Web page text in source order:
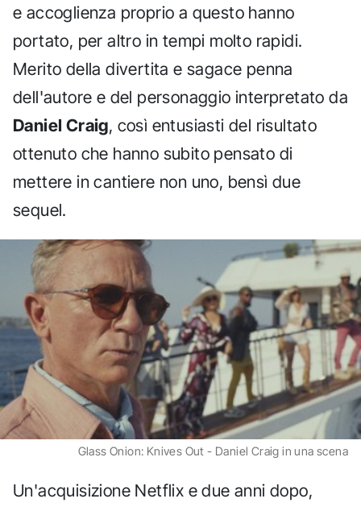
e accoglienza proprio a questo hanno
portato, per altro in tempi molto rapidi.
Merito della divertita e sagace penna
dell'autore e del personaggio interpretato da
Daniel Craig, così entusiasti del risultato
ottenuto che hanno subito pensato di
mettere in cantiere non uno, bensì due
sequel.
Glass Onion: Knives Out - Daniel Craig in una scena
Un'acquisizione Netflix e due anni dopo,